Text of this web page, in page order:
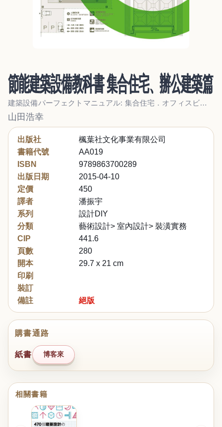
節能建築設備教科書 集合住宅、辦公建築篇
建築設備パーフェクトマニュアル: 集合住宅．オフィスビル編
山田浩幸
出版社
楓葉社文化事業有限公司
書籍代號
AA019
ISBN
9789863700289
出版日期
2015-04-10
定價
450
譯者
潘振宇
系列
設計DIY
分類
藝術設計> 室內設計> 裝潢實務
CIP
441.6
頁數
280
開本
29.7 x 21 cm
印刷
裝訂
備註
絕版
購書通路
紙書 博客來
相關書籍